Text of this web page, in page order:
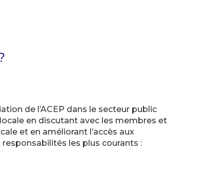
de l’ACEP dans le secteur public
en discutant avec les membres et
et en améliorant l’accès aux
les plus courants :